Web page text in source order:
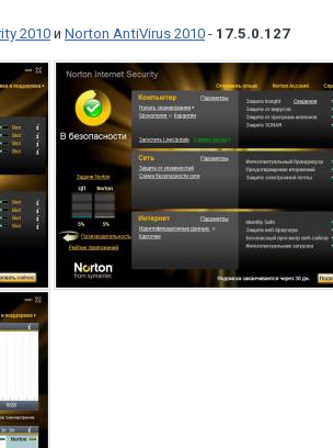
2010 и Norton AntiVirus 2010 - 17.5.0.127